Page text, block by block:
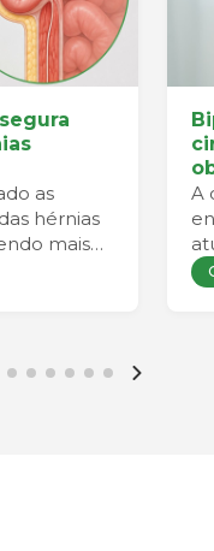
as
hérnias
mais
e
mais
A